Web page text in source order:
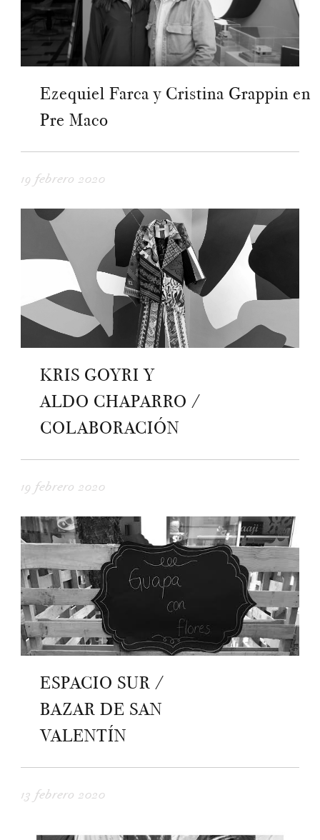
Ezequiel Farca y Cristina Grappin en
Pre Maco
19 febrero 2020
KRIS GOYRI Y
ALDO CHAPARRO /
COLABORACIÓN
19 febrero 2020
ESPACIO SUR /
BAZAR DE SAN
VALENTÍN
13 febrero 2020